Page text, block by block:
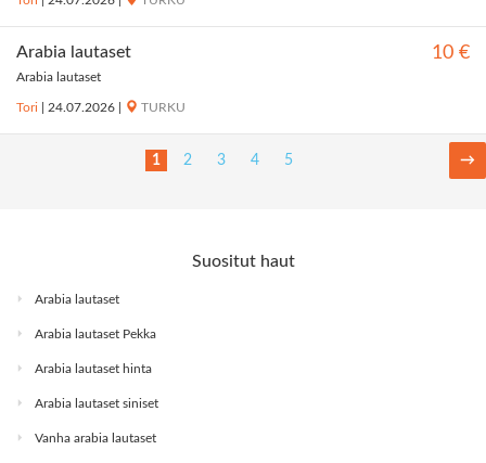
Arabia lautaset 10 €
Arabia lautaset
Tori 24.07.2026 TURKU
1 2 3 4 5 →
Suositut haut
Arabia lautaset
Arabia lautaset Pekka
Arabia lautaset hinta
Arabia lautaset siniset
Vanha arabia lautaset